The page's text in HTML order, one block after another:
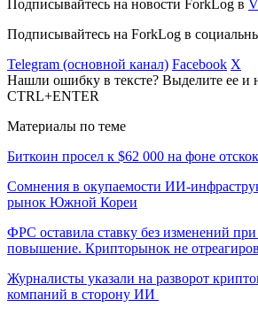
Подписывайтесь на новости ForkLog в
Подписывайтесь на ForkLog в
Telegram (основной канал) Facebook X
Нашли ошибку в тексте? Выделите ее и
CTRL+ENTER
Материалы по теме
Биткоин просел к $62 000 на фоне
Сомнения в окупаемости ИИ-
рынок Южной Кореи
ФРС оставила ставку без изменений при
повышение. Крипторынок не
Журналисты указали на разворот
компаний в сторону ИИ